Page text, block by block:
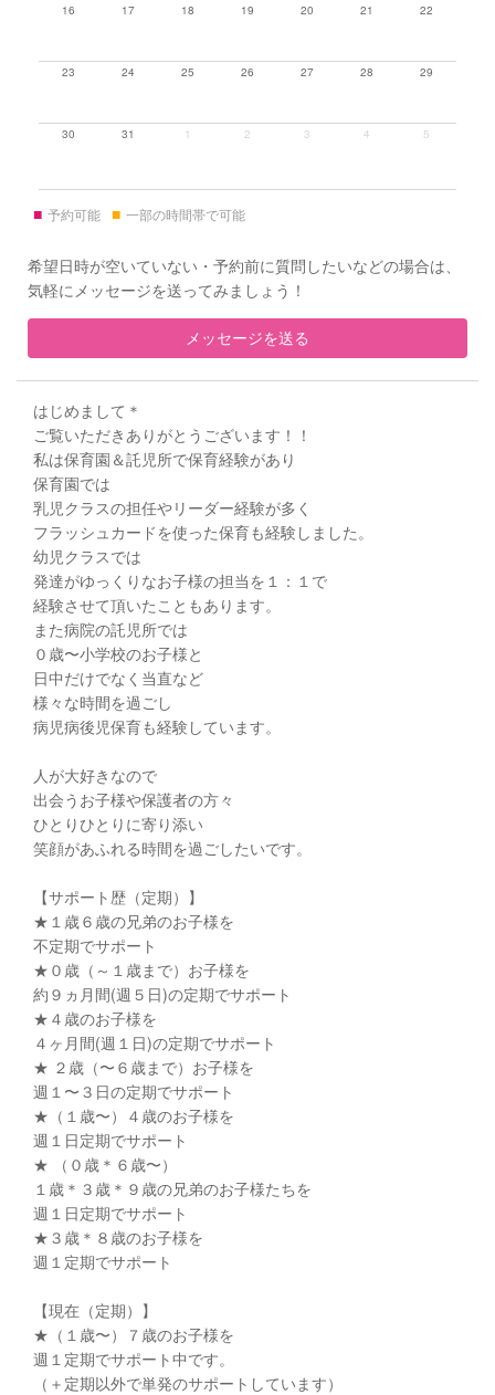
16 17 18 19 20 21 22
23 24 25 26 27 28 29
30 31 1 2 3 4 5
■ 予約可能 ■ 一部の時間帯で可能
希望日時が空いていない・予約前に質問したいなどの場合は、
気軽にメッセージを送ってみましょう！
メッセージを送る
はじめまして＊
ご覧いただきありがとうございます！！
私は保育園＆託児所で保育経験があり
保育園では
乳児クラスの担任やリーダー経験が多く
フラッシュカードを使った保育も経験しました。
幼児クラスでは
発達がゆっくりなお子様の担当を１：１で
経験させて頂いたこともあります。
また病院の託児所では
０歳〜小学校のお子様と
日中だけでなく当直など
様々な時間を過ごし
病児病後児保育も経験しています。
人が大好きなので
出会うお子様や保護者の方々
ひとりひとりに寄り添い
笑顔があふれる時間を過ごしたいです。
【サポート歴（定期）】
★１歳６歳の兄弟のお子様を
不定期でサポート
★０歳（～１歳まで）お子様を
約９ヵ月間(週５日)の定期でサポート
★４歳のお子様を
４ヶ月間(週１日)の定期でサポート
★ ２歳（〜６歳まで）お子様を
週１〜３日の定期でサポート
★（１歳〜）４歳のお子様を
週１日定期でサポート
★ （０歳＊６歳〜）
１歳＊３歳＊９歳の兄弟のお子様たちを
週１日定期でサポート
★３歳＊８歳のお子様を
週１定期でサポート
【現在（定期）】
★（１歳〜）７歳のお子様を
週１定期でサポート中です。
（＋定期以外で単発のサポートしています）